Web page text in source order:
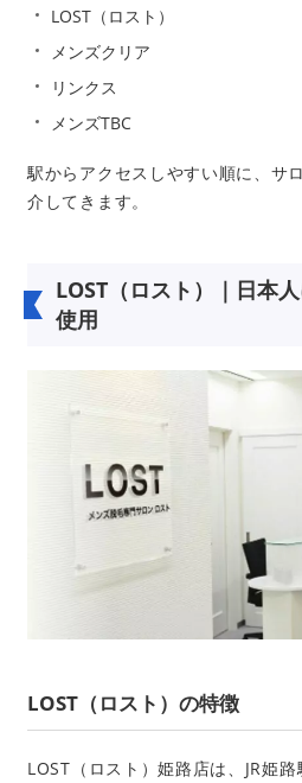
LOST（ロスト）
メンズクリア
リンクス
メンズTBC
駅からアクセスしやすい順に、サ
介してきます。
LOST（ロスト）｜日本
使用
LOST（ロスト）の特徴
LOST（ロスト）姫路店は、JR姫